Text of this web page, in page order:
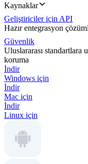
Kaynaklar
Geliştiriciler için API
Hazır entegrasyon
Güvenlik
Uluslararası standartlara
koruma
İndir
Windows için
İndir
Mac için
İndir
Linux için